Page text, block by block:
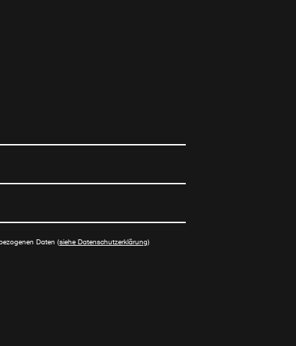
Daten (siehe Datenschutzerklärung)